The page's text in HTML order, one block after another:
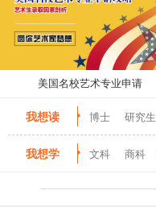
美国名校艺术专业申请
我想读 博士 研究生
我想学 文科 商科